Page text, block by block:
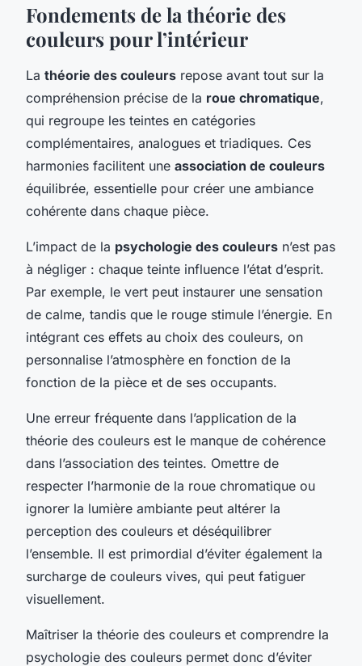
Fondements de la théorie des
couleurs pour l’intérieur
La théorie des couleurs repose avant tout sur la
compréhension précise de la roue chromatique,
qui regroupe les teintes en catégories
complémentaires, analogues et triadiques. Ces
harmonies facilitent une association de couleurs
équilibrée, essentielle pour créer une ambiance
cohérente dans chaque pièce.
L’impact de la psychologie des couleurs n’est pas
à négliger : chaque teinte influence l’état d’esprit.
Par exemple, le vert peut instaurer une sensation
de calme, tandis que le rouge stimule l’énergie. En
intégrant ces effets au choix des couleurs, on
personnalise l’atmosphère en fonction de la
fonction de la pièce et de ses occupants.
Une erreur fréquente dans l’application de la
théorie des couleurs est le manque de cohérence
dans l’association des teintes. Omettre de
respecter l’harmonie de la roue chromatique ou
ignorer la lumière ambiante peut altérer la
perception des couleurs et déséquilibrer
l’ensemble. Il est primordial d’éviter également la
surcharge de couleurs vives, qui peut fatiguer
visuellement.
Maîtriser la théorie des couleurs et comprendre la
psychologie des couleurs permet donc d’éviter